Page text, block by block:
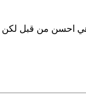
من 4 شهور تقريبا و